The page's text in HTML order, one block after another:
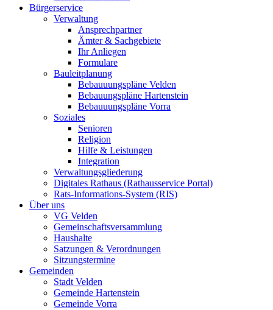
Bürgerservice
Verwaltung
Ansprechpartner
Ämter & Sachgebiete
Ihr Anliegen
Formulare
Bauleitplanung
Bebauuungspläne Velden
Bebauungspläne Hartenstein
Bebauuungspläne Vorra
Soziales
Senioren
Religion
Hilfe & Leistungen
Integration
Verwaltungsgliederung
Digitales Rathaus (Rathausservice Portal)
Rats-Informations-System (RIS)
Über uns
VG Velden
Gemeinschaftsversammlung
Haushalte
Satzungen & Verordnungen
Sitzungstermine
Gemeinden
Stadt Velden
Gemeinde Hartenstein
Gemeinde Vorra